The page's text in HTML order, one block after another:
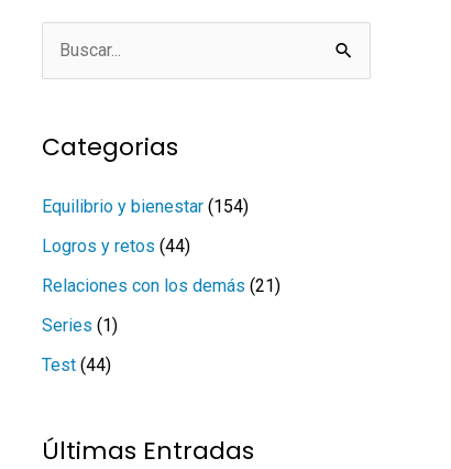
c
a
r
Categorias
Equilibrio y bienestar (154)
Logros y retos (44)
Relaciones con los demás (21)
Series (1)
Test (44)
Últimas Entradas